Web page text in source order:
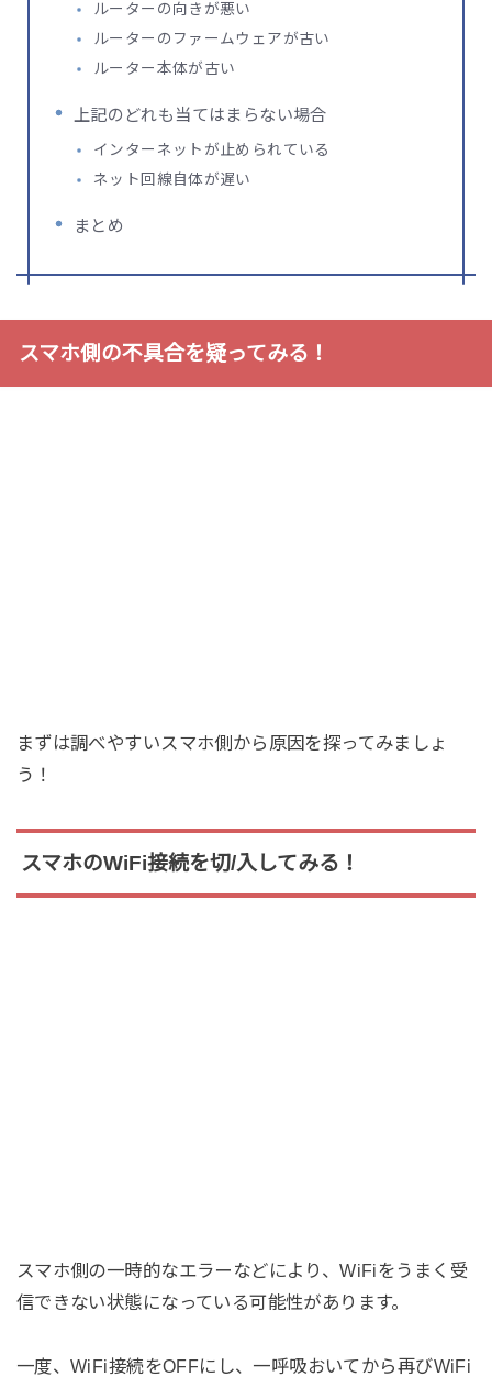
ルーターの向きが悪い
ルーターのファームウェアが古い
ルーター本体が古い
上記のどれも当てはまらない場合
インターネットが止められている
ネット回線自体が遅い
まとめ
スマホ側の不具合を疑ってみる！
まずは調べやすいスマホ側から原因を探ってみましょ
う！
スマホのWiFi接続を切/入してみる！
スマホ側の一時的なエラーなどにより、WiFiをうまく受
信できない状態になっている可能性があります。
一度、WiFi接続をOFFにし、一呼吸おいてから再びWiFi